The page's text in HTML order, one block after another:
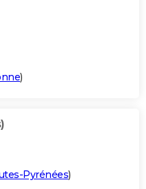
)
Pyrénées)